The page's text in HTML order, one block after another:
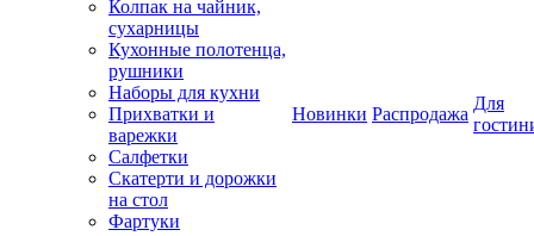
Колпак на чайник,
сухарницы
Кухонные полотенца,
рушники
Наборы для кухни
Прихватки и
варежки
Салфетки
Скатерти и дорожки
на стол
Фартуки
Новинки Распродажа
Для